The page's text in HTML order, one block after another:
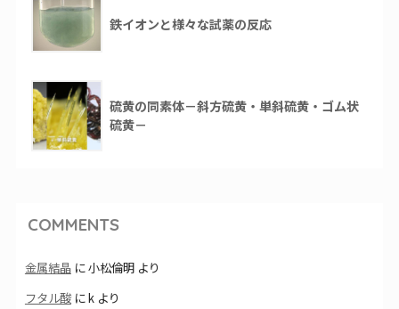
鉄イオンと様々な試薬の反応
硫黄の同素体－斜方硫黄・単斜硫黄・ゴム状
硫黄－
COMMENTS
金属結晶に小松倫明より
フタル酸にkより